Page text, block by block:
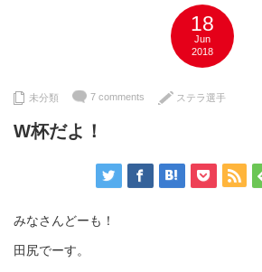
18
Jun
2018
未分類 7 comments ステラ選手
W杯だよ！
みなさんどーも！
田尻でーす。